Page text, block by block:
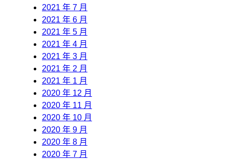
2021 年 7 月
2021 年 6 月
2021 年 5 月
2021 年 4 月
2021 年 3 月
2021 年 2 月
2021 年 1 月
2020 年 12 月
2020 年 11 月
2020 年 10 月
2020 年 9 月
2020 年 8 月
2020 年 7 月